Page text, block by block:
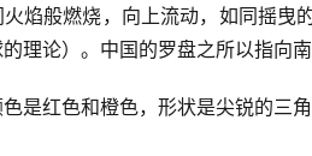
焰般燃烧，向上流动，如同摇曳
理论）。中国的罗盘之所以指向
是红色和橙色，形状是尖锐的三角